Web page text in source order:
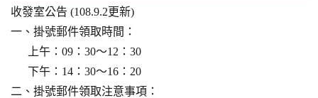
收發室公告 (108.9.2更新)
一、掛號郵件領取時間：
上午：09：30～12：30
下午：14：30～16：20
二、掛號郵件領取注意事項：